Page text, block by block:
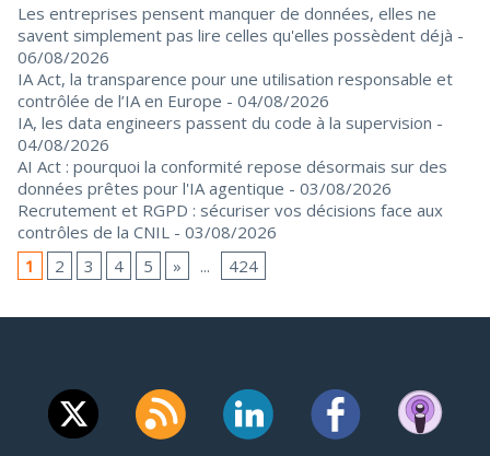
Les entreprises pensent manquer de données, elles ne
savent simplement pas lire celles qu'elles possèdent déjà -
06/08/2026
IA Act, la transparence pour une utilisation responsable et
contrôlée de l’IA en Europe - 04/08/2026
IA, les data engineers passent du code à la supervision -
04/08/2026
AI Act : pourquoi la conformité repose désormais sur des
données prêtes pour l'IA agentique - 03/08/2026
Recrutement et RGPD : sécuriser vos décisions face aux
contrôles de la CNIL - 03/08/2026
1
2 3 4 5 » ... 424